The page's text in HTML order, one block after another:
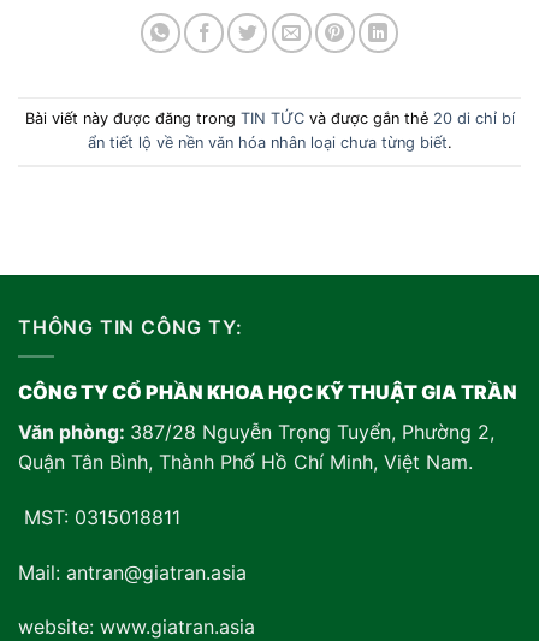
Bài viết này được đăng trong TIN TỨCvà được gắn thẻ 20 di chỉ bí
ẩn tiết lộ về nền văn hóa nhân loại chưa từng biết.
THÔNG TIN CÔNG TY:
CÔNG TY CỔ PHẦN KHOA HỌC KỸ THUẬT GIA TRẦN
Văn phòng: 387/28 Nguyễn Trọng Tuyển, Phường 2,
Quận Tân Bình, Thành Phố Hồ Chí Minh, Việt Nam.
MST: 0315018811
Mail: antran@giatran.asia
website: www.giatran.asia